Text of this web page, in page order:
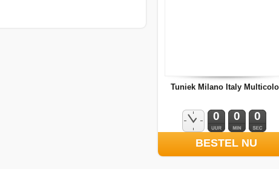
Tuniek Milano Italy
0 0 0
BESTEL NU